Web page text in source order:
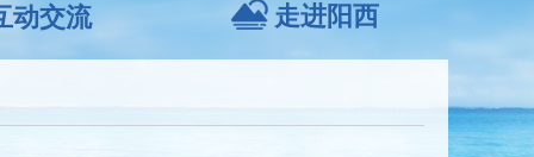
动交流 走进阳西